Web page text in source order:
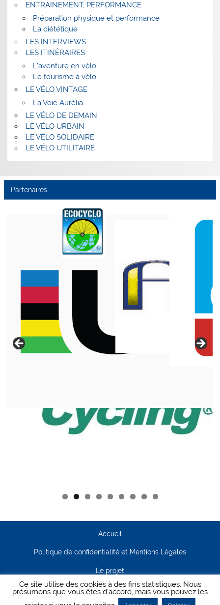
ENTRAINEMENT, PERFORMANCE
Préparation physique et performance
La diététique
LES INTERVIEWS
LES ITINÉRAIRES
L’aventure en vélo
Le tourisme à vélo
LE VÉLO VINTAGE
La Voie Aurélia
LE VÉLO DE DEMAIN
LE VÉLO URBAIN
LE VÉLO SOLIDAIRE
LE VÉLO UTILITAIRE
Partenaires
Accueil
Politique de confidentialité et Mentions Légales
Le projet
Contact
Ce site utilise des cookies à des fins statistiques. Nous
présumons que vous êtes d'accord, mais vous pouvez les